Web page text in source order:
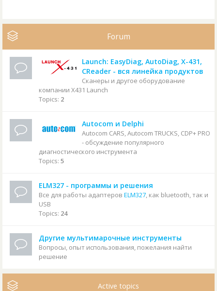
Forum
Launch: EasyDiag, AutoDiag, X-431,
CReader - вся линейка продуктов
Сканеры и другое оборудование
компании X431 Launch
Topics: 2
Autocom и Delphi
Autocom CARS, Autocom TRUCKS, CDP+ PRO
- обсуждение популярного
диагностического инструмента
Topics: 5
ELM327 - программы и решения
Все для работы адаптеров ELM327, как bluetooth, так и
USB
Topics: 24
Другие мультимарочные инструменты
Вопросы, опыт использования, пожелания найти
решение
Active topics